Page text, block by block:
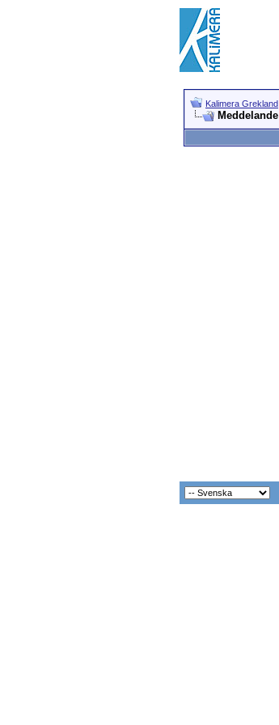
Kalimera Grekland
Meddelande